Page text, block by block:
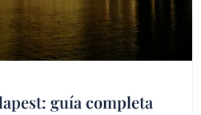
guía completa